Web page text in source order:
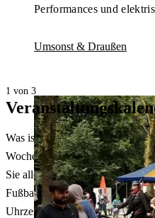
Performances und
Umsonst & Draußen
1 von 3
Was ist heute in Dortmund los?
Wochenende? Im größten
Sie alle Events – von der Stadt-
Fußballspiel bis zum Flohmarkt.
Uhrzeit, Ort oder Art der